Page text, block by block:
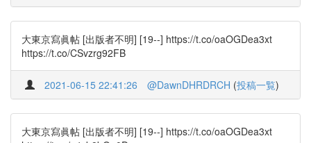
大東京寫眞帖 [出版者不明] [19--] https://t.co/oaOGDea3xt
https://t.co/CSvzrg92FB
2021-06-15 22:41:26 @DawnDHRDRCH (投稿一覧)
大東京寫眞帖 [出版者不明] [19--] https://t.co/oaOGDea3xt